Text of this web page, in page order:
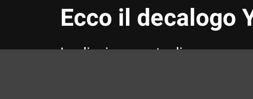
Ecco il decalogo
Le dieci proposte di ragazze